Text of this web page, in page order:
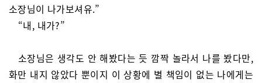
소장님이 나가보셔유.”
“내, 내가?”
소장님은 생각도 안 해봤다는 듯 깜짝 놀라서 나를 봤다만,
화만 내지 않았다 뿐이지 이 상황에 별 책임이 없는 나에게는